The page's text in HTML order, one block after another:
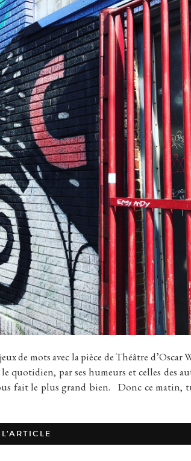
de mots avec la pièce de Théâtre d’Oscar
quotidien, par ses humeurs et celles des
fait le plus grand bien. Donc ce matin,